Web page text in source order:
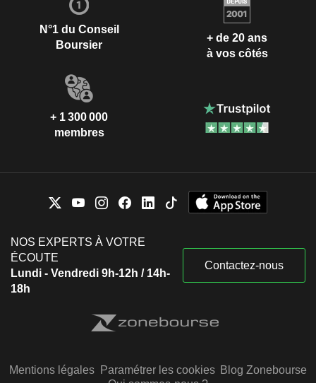
N°1 du Conseil
Boursier
+ de 20 ans
à vos côtés
+ 1 300 000
membres
NOS EXPERTS À VOTRE
ÉCOUTE
Lundi - Vendredi 9h-12h / 14h-
18h
Contactez-nous
Mentions légales Paramétrer les cookies Blog Zonebourse